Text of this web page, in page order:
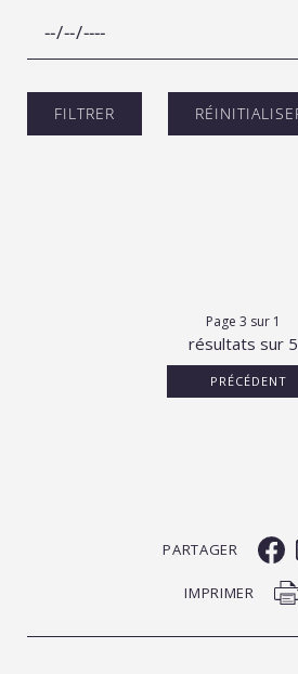
Page 3 sur 1
résultats sur 5
PRÉCÉDENT
PARTAGER
IMPRIMER